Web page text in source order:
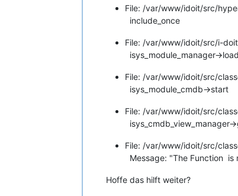
File: /var/www/idoit/src/
include_once
File: /var/www/idoit/src/i-
isys_module_manager->load
File: /var/www/idoit/src/
isys_module_cmdb->start
File: /var/www/idoit/src/
isys_cmdb_view_manager-
File: /var/www/idoit/src/
Message: "The Function is
Hoffe das hilft weiter?